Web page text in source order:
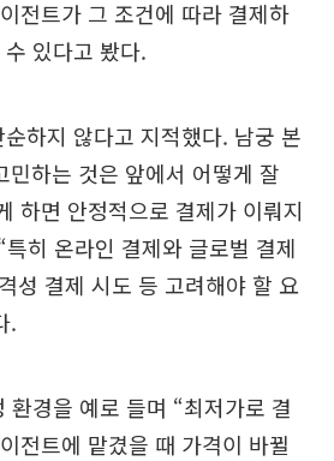
전트가 그 조건에 따라 결제하
있다고 봤다.
하지 않다고 지적했다. 남궁 본
민하는 것은 앞에서 어떻게 잘
하면 안정적으로 결제가 이뤄지
히 온라인 결제와 글로벌 결제
성 결제 시도 등 고려해야 할 요
.
환경을 예로 들며 “최저가로 결
전트에 맡겼을 때 가격이 바뀔